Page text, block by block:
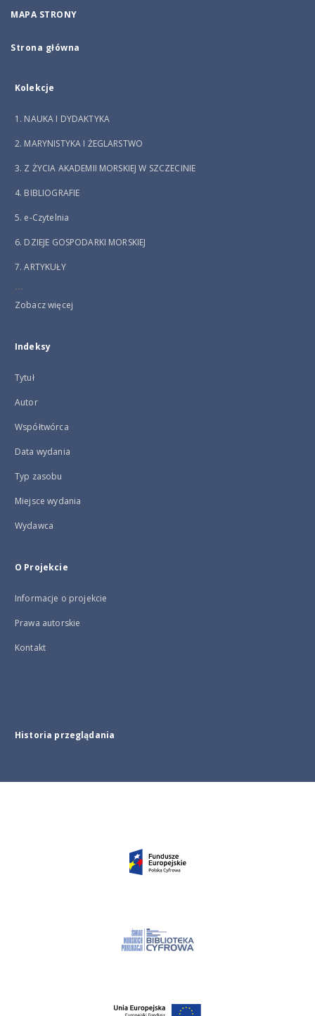
MAPA STRONY
Strona główna
Kolekcje
1. NAUKA I DYDAKTYKA
2. MARYNISTYKA I ŻEGLARSTWO
3. Z ŻYCIA AKADEMII MORSKIEJ W SZCZECINIE
4. BIBLIOGRAFIE
5. e-Czytelnia
6. DZIEJE GOSPODARKI MORSKIEJ
7. ARTYKUŁY
...
Zobacz więcej
Indeksy
Tytuł
Autor
Współtwórca
Data wydania
Typ zasobu
Miejsce wydania
Wydawca
O Projekcie
Informacje o projekcie
Prawa autorskie
Kontakt
Historia przeglądania